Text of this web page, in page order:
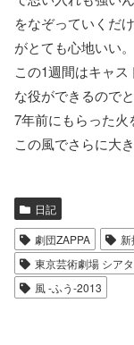
をなぞっていくだ
がとても心地いい。
この1週間はキャ
な役ができるので
7年前にもらった火
この風でさらに大
日記
劇団ZAPPA 新
東京芸術劇場 シア
風 -ふう-2013